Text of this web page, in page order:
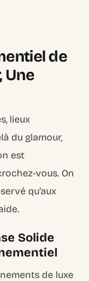
de
Une
lieux
du glamour,
est
vous. On
qu’aux
Solide
de luxe